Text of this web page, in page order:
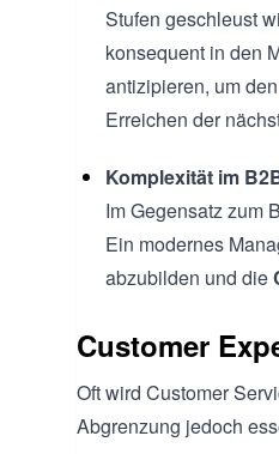
Stufen geschleust
konsequent in den
antizipieren, um
Erreichen der
Komplexität im
Im Gegensatz zum
Ein modernes
abzubilden und die
Customer
Oft wird Customer
Abgrenzung jedoch